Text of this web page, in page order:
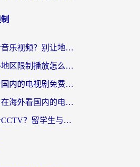
在海外如何听音乐视频？别让地域限制挡住你的华语旋律
央视影音海外地区限制播放怎么办？海外华人必看的追剧自由指南
在国外怎么看国内的电视剧免费？3个关键步骤+1款靠谱加速器帮你搞定
海外党必看：在海外看国内的电视剧的app选对了吗？3步解决地域限制烦恼
在海外如何看CCTV？留学生与海外华人的实用回国加速指南